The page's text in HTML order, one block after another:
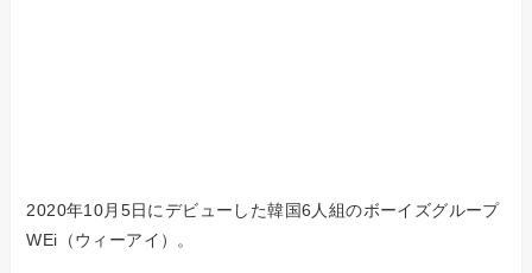
2020年10月5日にデビューした韓国6人組のボーイズグループ
WEi（ウィーアイ）。